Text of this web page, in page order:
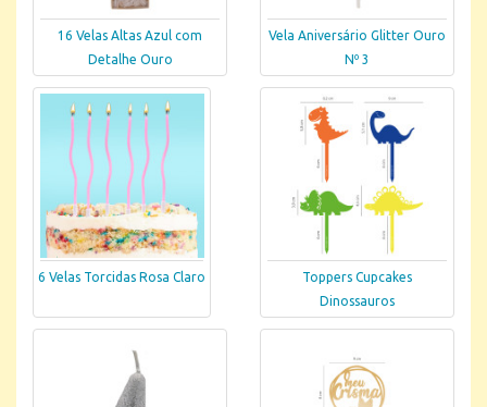
16 Velas Altas Azul com
Detalhe Ouro
Vela Aniversário Glitter Ouro
Nº 3
6 Velas Torcidas Rosa Claro
Toppers Cupcakes
Dinossauros